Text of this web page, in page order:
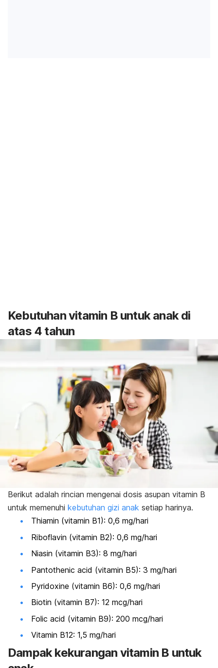
Kebutuhan vitamin B untuk anak di
atas 4 tahun
Berikut adalah rincian mengenai dosis asupan vitamin B
untuk memenuhi kebutuhan gizi anak setiap harinya.
Thiamin (vitamin B1): 0,6 mg/hari
Riboflavin (vitamin B2): 0,6 mg/hari
Niasin (vitamin B3): 8 mg/hari
Pantothenic acid (vitamin B5): 3 mg/hari
Pyridoxine (vitamin B6): 0,6 mg/hari
Biotin (vitamin B7): 12 mcg/hari
Folic acid (vitamin B9): 200 mcg/hari
Vitamin B12: 1,5 mg/hari
Dampak kekurangan vitamin B untuk